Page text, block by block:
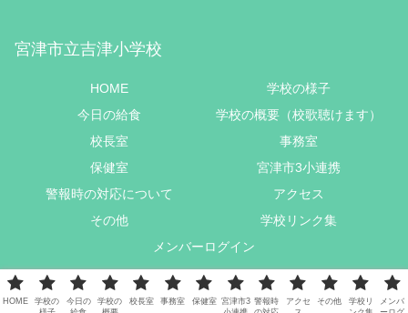
宮津市立吉津小学校
HOME
学校の様子
今日の給食
学校の概要（校歌聴けます）
校長室
事務室
保健室
宮津市3小連携
警報時の対応について
アクセス
その他
学校リンク集
メンバーログイン
Copyright © 2022 宮津市立吉津小学校 All Rights Reserved.
HOME
学校の
今日の
学校の
校長室 事務室 保健室 宮津市3 警報時
アクセ
その他
学校リ
メンバ